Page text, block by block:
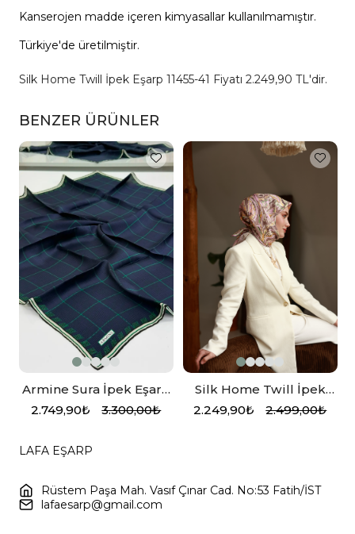
Kanserojen madde içeren kimyasallar kullanılmamıştır.
Türkiye'de üretilmiştir.
Silk Home Twill İpek Eşarp 11455-41 Fiyatı 2.249,90 TL'dir.
BENZER ÜRÜNLER
Armine Sura İpek Eşarp
Kazayağı, Ekose,
2.749,90₺ 3.300,00₺
Silk Home Twill İpek
Eşarp 11469-27
2.249,90₺ 2.499,00₺
LAFA EŞARP
Rüstem Paşa Mah. Vasıf Çınar Cad. No:53 Fatih/İST
lafaesarp@gmail.com